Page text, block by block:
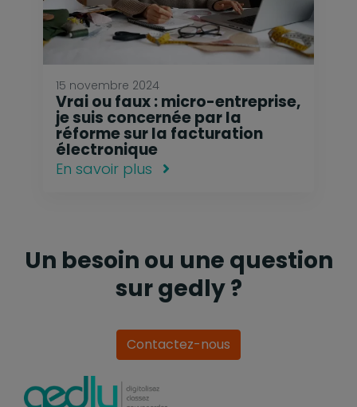
15 novembre 2024
Vrai ou faux : micro-entreprise,
je suis concernée par la
réforme sur la facturation
électronique
En savoir plus
Un besoin ou une question
sur gedly ?
Contactez-nous